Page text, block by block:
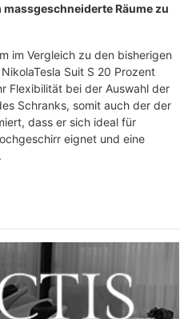
Räume zu
im Vergleich zu den bisherigen
Suit S 20 Prozent
Flexibilität bei der Auswahl der
Schranks, somit auch der der
dass er sich ideal für
eignet und eine